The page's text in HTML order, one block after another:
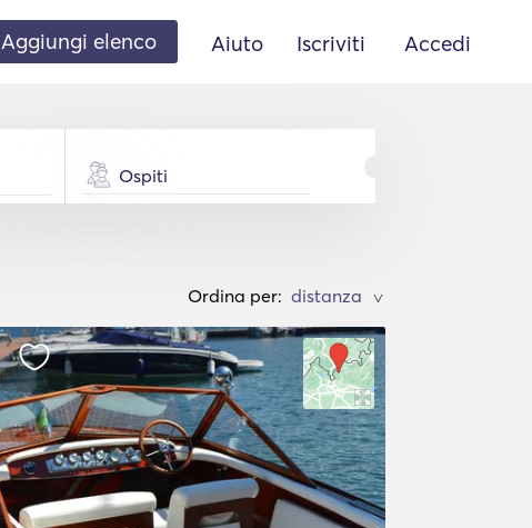
Aggiungi elenco Aiuto Iscriviti Accedi
Ospiti
Ordina per: >